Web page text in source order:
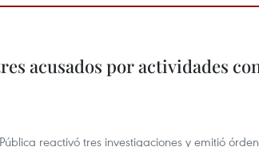
acusados por actividades
reactivó tres investigaciones y emitió